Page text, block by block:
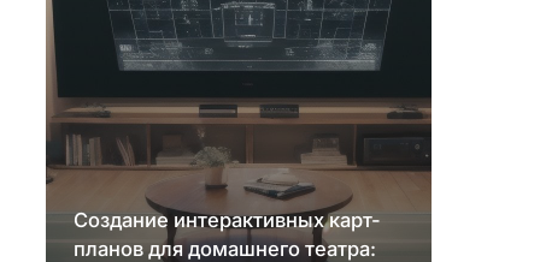
Создание интерактивных карт-
планов для домашнего театра: